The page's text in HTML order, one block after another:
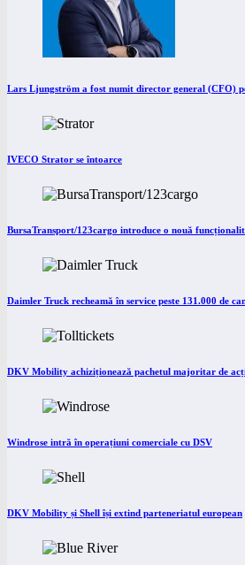
Lars Ljungström a fost numit director general (CFO)
IVECO Strator se întoarce
BursaTransport/123cargo introduce o nouă
Daimler Truck recheamă în service peste 131.000 de
DKV Mobility achiziționează pachetul majoritar de
Windrose intră în operațiuni comerciale cu DSV
DKV Mobility și Shell își extind parteneriatul european